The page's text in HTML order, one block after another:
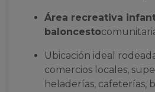
Área recreativa
baloncesto
Ubicación ideal
comercios locales,
heladerías, cafeterías,